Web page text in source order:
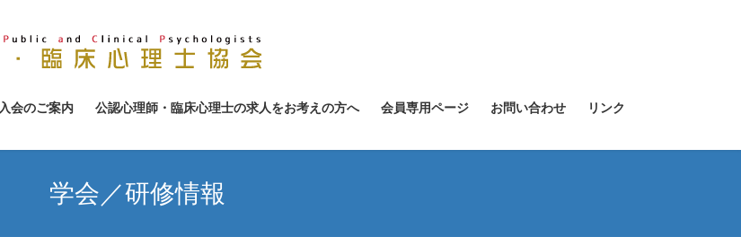
入会のご案内 公認心理師・臨床心理士の求人をお考えの方へ 会員専用ページ お問い合わせ リンク
学会／研修情報